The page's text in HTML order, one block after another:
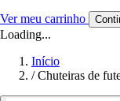
Ver meu carrinho
Loading...
Início
/ Chuteiras de